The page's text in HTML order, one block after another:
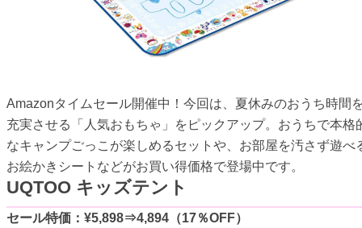
Amazonタイムセール開催中！今回は、夏休みのおうち時間
充実させる「人気おもちゃ」をピックアップ。おうちで本格
なキャンプごっこが楽しめるセットや、お部屋を汚さず遊べ
お絵かきシートなどがお買い得価格で登場中です。
UQTOO キッズテント
セール特価：¥5,898⇒4,894（17％OFF）